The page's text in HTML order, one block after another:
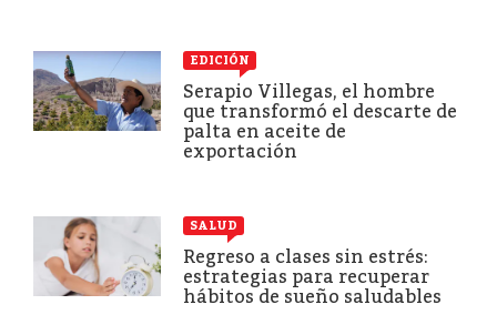
EDICIÓN
Serapio Villegas, el hombre
que transformó el descarte de
palta en aceite de
exportación
SALUD
Regreso a clases sin estrés:
estrategias para recuperar
hábitos de sueño saludables